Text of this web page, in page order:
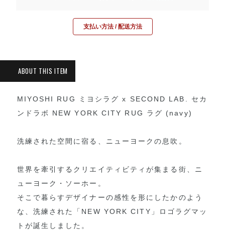
支払い方法 / 配送方法
MIYOSHI RUG ミヨシラグ x SECOND LAB. セカ
ンドラボ NEW YORK CITY RUG ラグ (navy)
洗練された空間に宿る、ニューヨークの息吹。
世界を牽引するクリエイティビティが集まる街、ニ
ューヨーク・ソーホー。
そこで暮らすデザイナーの感性を形にしたかのよう
な、洗練された「NEW YORK CITY」ロゴラグマッ
トが誕生しました。